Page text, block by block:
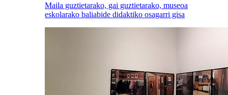
Maila guztietarako, gai guztietarako, museoa
eskolarako baliabide didaktiko osagarri gisa